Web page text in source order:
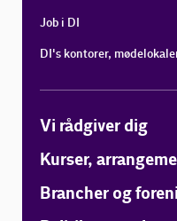
Job i DI
DI's kontorer,
Vi rådgiver dig
Kurser,
Brancher og